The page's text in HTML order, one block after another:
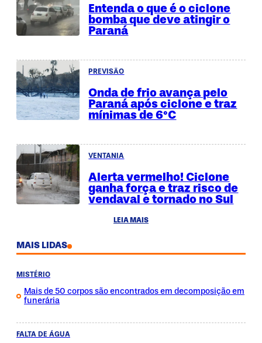
Entenda o que é o ciclone
bomba que deve atingir o
Paraná
PREVISÃO
Onda de frio avança pelo
Paraná após ciclone e traz
mínimas de 6°C
VENTANIA
Alerta vermelho! Ciclone
ganha força e traz risco de
vendaval e tornado no Sul
LEIA MAIS
MAIS LIDAS
MISTÉRIO
Mais de 50 corpos são encontrados em decomposição em
funerária
FALTA DE ÁGUA